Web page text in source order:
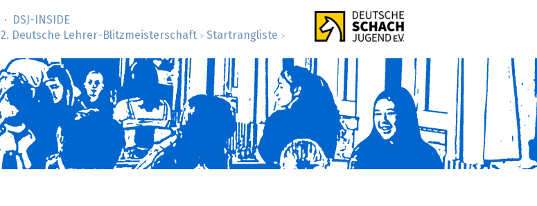
DSJ-­INSIDE
2. Deutsche Lehrer-Blitzmeisterschaft > Startrangliste >